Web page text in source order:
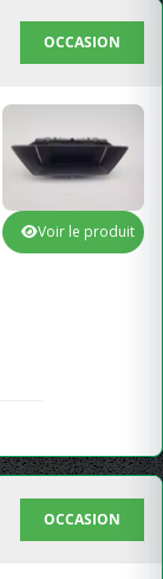
OCCASION
Voir le produit
OCCASION